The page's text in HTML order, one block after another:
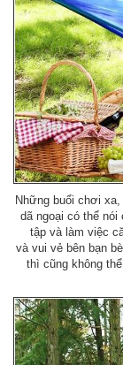
Những buổi chơi
dã ngoại có thể
tập và làm việc
và vui vẻ bên bạn
thì cũng không